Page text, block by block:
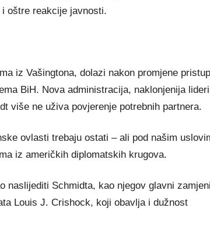
oštre reakcije javnosti.
iz Vašingtona, dolazi nakon promjene
BiH. Nova administracija, naklonjenija
više ne uživa povjerenje potrebnih partnera.
ovlasti trebaju ostati – ali pod našim
iz američkih diplomatskih krugova.
naslijediti Schmidta, kao njegov glavni
Louis J. Crishock, koji obavlja i dužnost